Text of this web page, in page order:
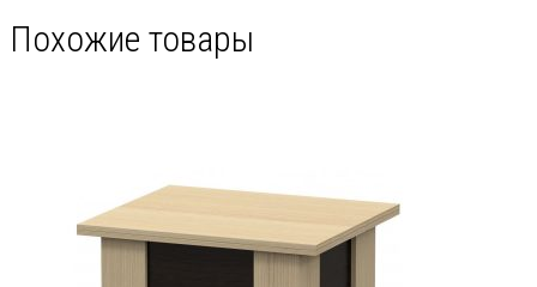
Похожие товары